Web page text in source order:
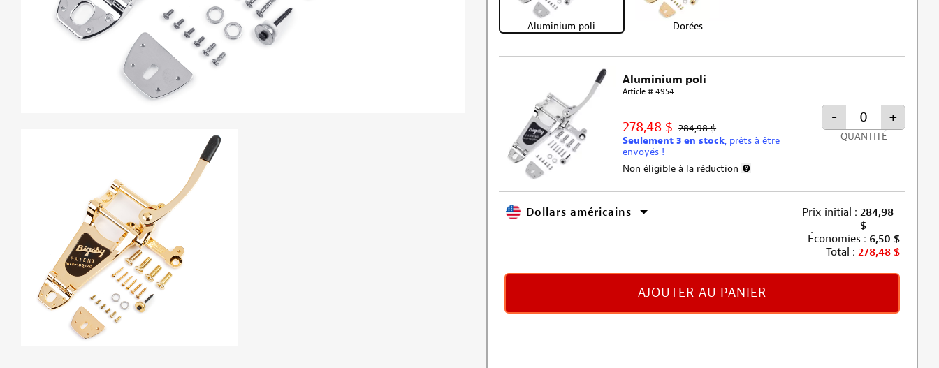
Aluminium poli Dorées
Aluminium poli
Article # 4954
278,48 $ 284,98 $
Seulement 3 en stock, prêts à être
envoyés !
Non éligible à la réduction
- +
QUANTITÉ
Dollars américains Prix initial : 284,98
$
Économies : 6,50 $
Total : 278,48 $
AJOUTER AU PANIER